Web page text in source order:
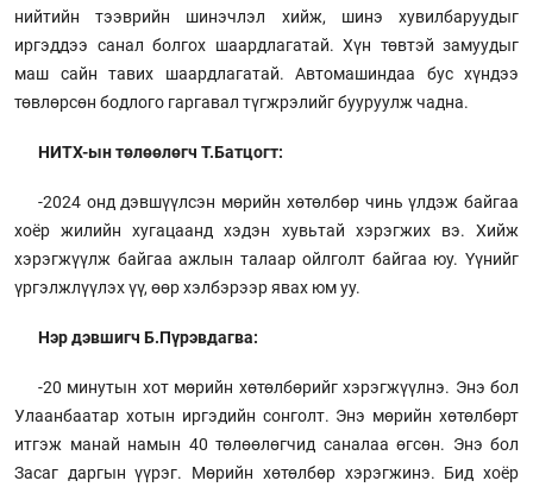
нийтийн тээврийн шинэчлэл хийж, шинэ хувилбаруудыг
иргэддээ санал болгох шаардлагатай. Хүн төвтэй замуудыг
маш сайн тавих шаардлагатай. Автомашиндаа бус хүндээ
төвлөрсөн бодлого гаргавал түгжрэлийг бууруулж чадна.
НИТХ-ын төлөөлөгч Т.Батцогт:
-2024 онд дэвшүүлсэн мөрийн хөтөлбөр чинь үлдэж байгаа
хоёр жилийн хугацаанд хэдэн хувьтай хэрэгжих вэ. Хийж
хэрэгжүүлж байгаа ажлын талаар ойлголт байгаа юу. Үүнийг
үргэлжлүүлэх үү, өөр хэлбэрээр явах юм уу.
Нэр дэвшигч Б.Пүрэвдагва:
-20 минутын хот мөрийн хөтөлбөрийг хэрэгжүүлнэ. Энэ бол
Улаанбаатар хотын иргэдийн сонголт. Энэ мөрийн хөтөлбөрт
итгэж манай намын 40 төлөөлөгчид саналаа өгсөн. Энэ бол
Засаг даргын үүрэг. Мөрийн хөтөлбөр хэрэгжинэ. Бид хоёр